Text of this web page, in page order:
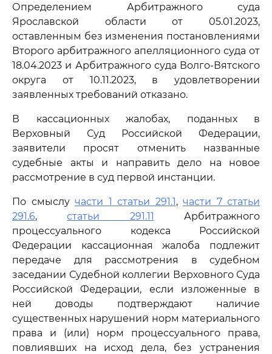
Определением Арбитражного суда
Ярославской области от 05.01.2023,
оставленным без изменения постановлениями
Второго арбитражного апелляционного суда от
18.04.2023 и Арбитражного суда Волго-Вятского
округа от 10.11.2023, в удовлетворении
заявленных требований отказано.
В кассационных жалобах, поданных в
Верховный Суд Российской Федерации,
заявители просят отменить названные
судебные акты и направить дело на новое
рассмотрение в суд первой инстанции.
По смыслу части 1 статьи 291.1, части 7 статьи
291.6,статьи 291.11 Арбитражного
процессуального кодекса Российской
Федерации кассационная жалоба подлежит
передаче для рассмотрения в судебном
заседании Судебной коллегии Верховного Суда
Российской Федерации, если изложенные в
ней доводы подтверждают наличие
существенных нарушений норм материального
права и (или) норм процессуального права,
повлиявших на исход дела, без устранения